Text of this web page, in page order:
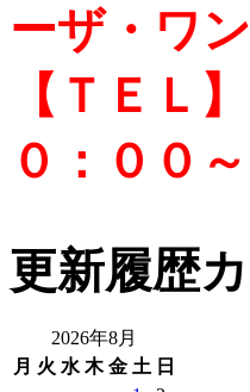
ーザ・ワ
【ＴＥＬ
０：００
更新履歴
2026年8月
月 火 水 木 金 土 日